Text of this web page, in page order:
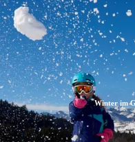
Winter im